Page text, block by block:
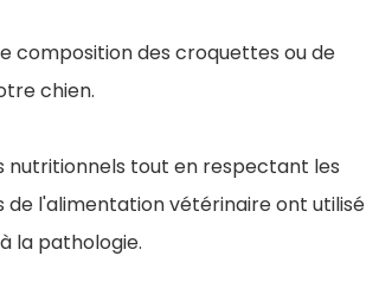
composition des croquettes ou de
chien.
nutritionnels tout en respectant les
l'alimentation vétérinaire ont utilisé
la pathologie.